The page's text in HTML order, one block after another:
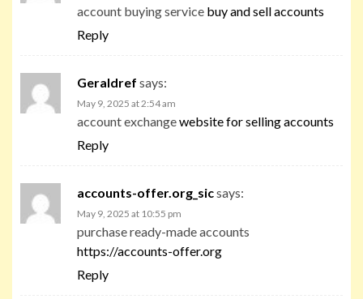
account buying service buy and sell accounts
Reply
Geraldref says:
May 9, 2025 at 2:54 am
account exchangewebsite for selling accounts
Reply
accounts-offer.org_sicsays:
May 9, 2025 at 10:55 pm
purchase ready-made accounts
https://accounts-offer.org
Reply